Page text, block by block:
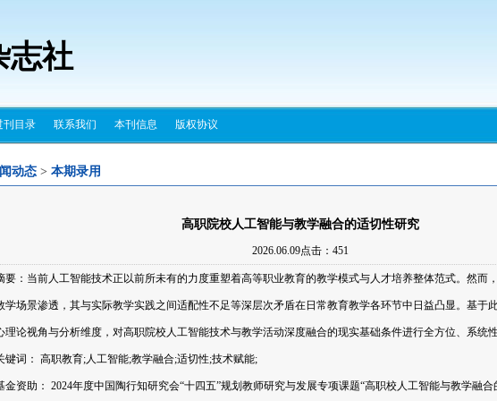
志社
刊目录 联系我们 本刊信息 版权协议
动态 > 本期录用
高职院校人工智能与教学融合的适切性研究
2026.06.09点击： 451
要：当前人工智能技术正以前所未有的力度重塑着高等职业教育的教学模式与人才培养整体范式。然而
学场景渗透，其与实际教学实践之间适配性不足等深层次矛盾在日常教育教学各环节中日益凸显。基于
理论视角与分析维度，对高职院校人工智能技术与教学活动深度融合的现实基础条件进行全方位、系统性
键词： 高职教育;人工智能;教学融合;适切性;技术赋能;
金资助： 2024年度中国陶行知研究会“十四五”规划教师研究与发展专项课题“高职校人工智能与教学融